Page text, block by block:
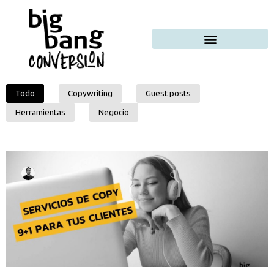
Todo Copywriting
Guest posts
Herramientas
Negocio